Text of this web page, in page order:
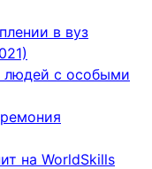
в вуз
людей с особыми
на WorldSkills